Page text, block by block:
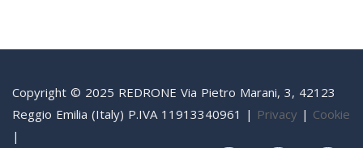
Copyright © 2025 REDRONE Via Pietro Marani, 3, 42123
Reggio Emilia (Italy) P.IVA 11913340961 | Privacy | Cookie
|